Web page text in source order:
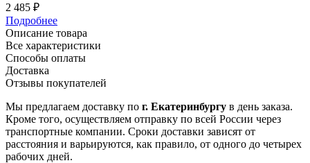
2 485 ₽
Подробнее
Описание товара
Все характеристики
Способы оплаты
Доставка
Отзывы покупателей
Мы предлагаем доставку по г. Екатеринбургу в день заказа.
Кроме того, осуществляем отправку по всей России через
транспортные компании. Сроки доставки зависят от
расстояния и варьируются, как правило, от одного до четырех
рабочих дней.